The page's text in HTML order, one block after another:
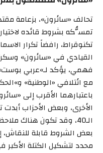
تحالف «سائرون»، بزعامة
تمسُّكه بشروط قائده
تكنوقراط، رافضاً تكرار
القيادي في «سائرون»
فهمي، يؤكد لـ»عربي
مع ائتلافي «الوطنية»
باعتبارهما الأقرب إلى
الأخرى، وبعض الأحزاب
الـ40، وقد تكون هناك
بعض الشروط قابلة للنقاش،
محدد لتشكيل الكتلة